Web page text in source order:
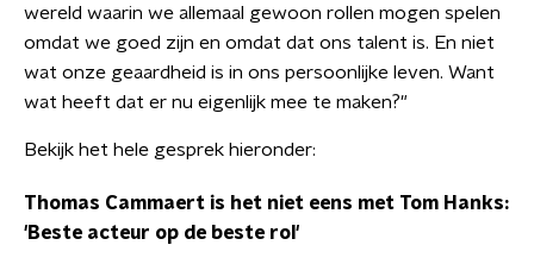
wereld waarin we allemaal gewoon rollen mogen spelen
omdat we goed zijn en omdat dat ons talent is. En niet
wat onze geaardheid is in ons persoonlijke leven. Want
wat heeft dat er nu eigenlijk mee te maken?"
Bekijk het hele gesprek hieronder:
Thomas Cammaert is het niet eens met Tom Hanks:
'Beste acteur op de beste rol'